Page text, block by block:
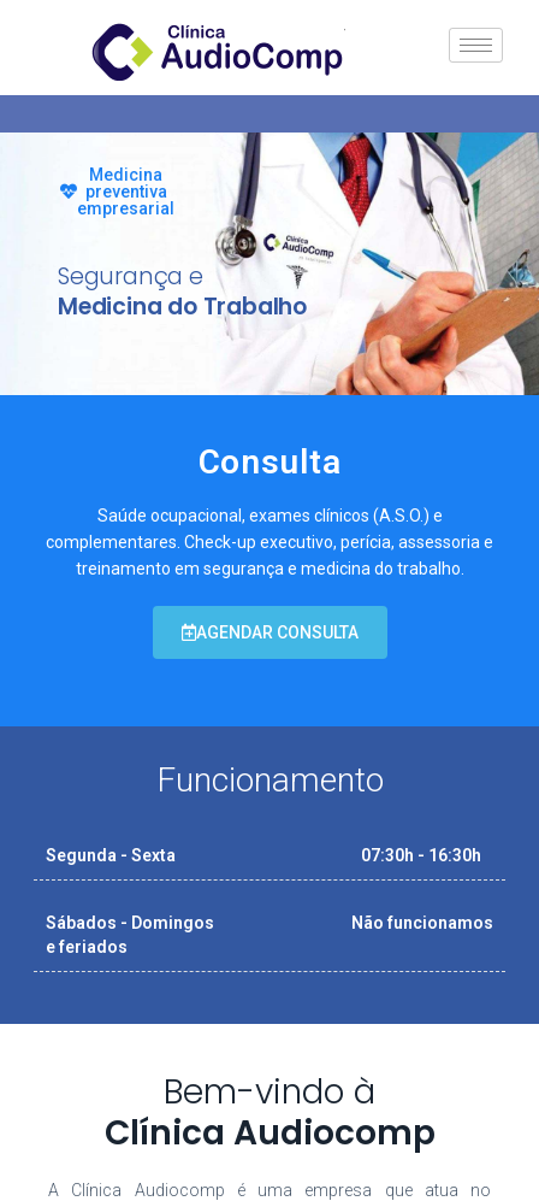
Medicina
preventiva
empresarial
Segurança e
Medicina do Trabalho
Consulta
Saúde ocupacional, exames clínicos (A.S.O.) e
complementares. Check-up executivo, perícia, assessoria e
treinamento em segurança e medicina do trabalho.
AGENDAR CONSULTA
Funcionamento
Segunda - Sexta 07:30h - 16:30h
Sábados - Domingos
e feriados
Não funcionamos
Bem-vindo à
Clínica Audiocomp
A Clínica Audiocomp é uma empresa que atua no